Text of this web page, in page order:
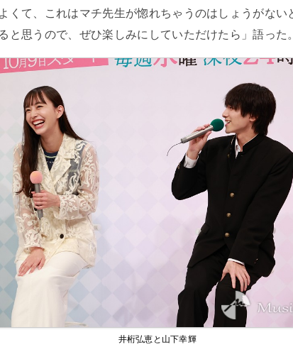
くて、これはマチ先生が惚れちゃうのはしょうがない
と思うので、ぜひ楽しみにしていただけたら」語った。
井桁弘恵と山下幸輝